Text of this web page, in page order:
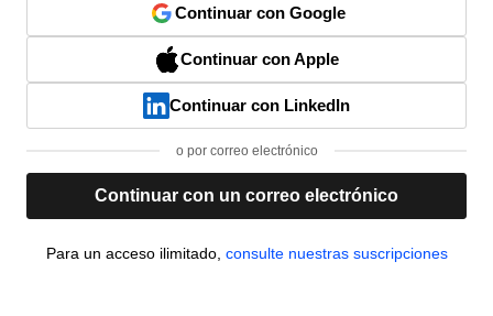
Continuar con Google
Continuar con Apple
Continuar con LinkedIn
o por correo electrónico
Continuar con un correo electrónico
Para un acceso ilimitado, consulte nuestras suscripciones